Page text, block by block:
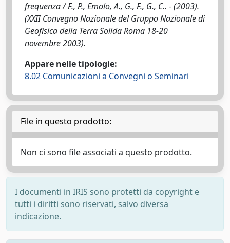
frequenza / F., P., Emolo, A., G., F., G., C.. - (2003).
(XXII Convegno Nazionale del Gruppo Nazionale di
Geofisica della Terra Solida Roma 18-20
novembre 2003).
Appare nelle tipologie:
8.02 Comunicazioni a Convegni o Seminari
File in questo prodotto:
Non ci sono file associati a questo prodotto.
I documenti in IRIS sono protetti da copyright e
tutti i diritti sono riservati, salvo diversa
indicazione.